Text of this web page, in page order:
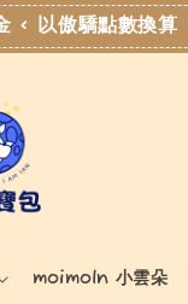
< 以傲驕點數換算
moimoln 小雲朵